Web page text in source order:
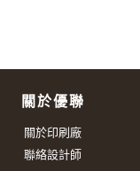
關於優聯
關於印刷廠
聯絡設計師